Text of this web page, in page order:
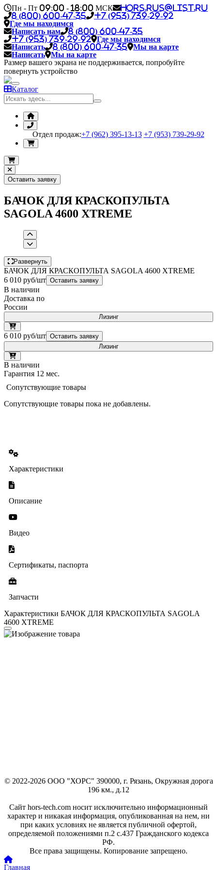
Пн - Пт 09:00 - 18:00 МСК
hors.rus@list.ru
8 (800) 600-47-35
+7 (953) 739-29-92
Где мы находимся
Написать нам
8 (800) 600-47-35
+7 (953) 739-29-92
Где мы находимся
Написать
8 (800) 600-47-35
Мы на карте
Написать
Мы на карте
Размер вашего экрана не поддерживается, попробуйте
повернуть устройство
Каталог
Отдел продаж:+7 (962) 395-13-13 +7 (953) 739-29-92
Оставить заявку
БАЧОК ДЛЯ КРАСКОПУЛЬТА
SAGOLA 4600 XTREME
Развернуть
БАЧОК ДЛЯ КРАСКОПУЛЬТА SAGOLA 4600 XTREME
6 010 руб/шт Оставить заявку
В наличии
Доставка по
России
Лизинг
6 010 руб/шт Оставить заявку
Лизинг
В наличии
Гарантия 12 мес.
Сопутствующие товары
Сопутствующие товары пока не добавлены.
Характеристики
Описание
Видео
Сертификаты, паспорта
Запчасти
Характеристики БАЧОК ДЛЯ КРАСКОПУЛЬТА SAGOLA
4600 XTREME
© 2022-2026 ООО "ХОРС" 390000, г. Рязань, Окружная дорога
196 км., д.12
Сайт hors-tech.com носит исключительно информационный
характер и никакая информация, опубликованная на нем, ни
при каких условиях не является публичной офертой,
определяемой положениями п.2 с.437 Гражданского кодекса
РФ.
Все права защищены. Копирование запрещено.
Главная